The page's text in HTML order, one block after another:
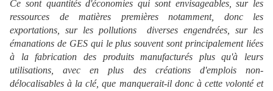
Ce sont quantités d'économies qui sont envisageables, sur les
ressources de matières premières notamment, donc les
exportations, sur les pollutions diverses engendrées, sur les
émanations de GES qui le plus souvent sont principalement liées
à la fabrication des produits manufacturés plus qu'à leurs
utilisations, avec en plus des créations d'emplois non-
délocalisables à la clé, que manquerait-il donc à cette volonté et